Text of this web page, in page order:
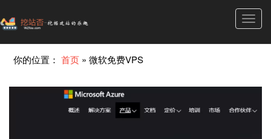
你的位置：首页 »微软免费VPS